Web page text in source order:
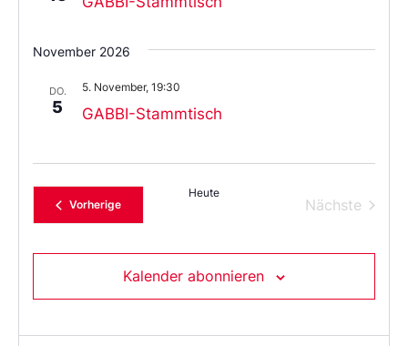
November 2026
DO.
5 GABBI-Stammtisch
5. November, 19:30
VorherigeVeranstaltungen
Heute
Nächste
Kalender abonnieren